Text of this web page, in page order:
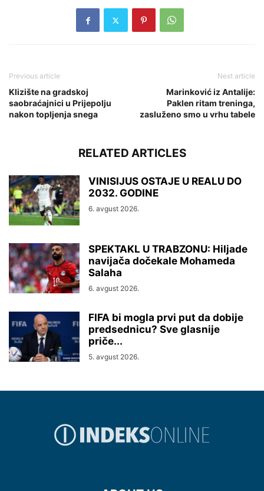
Previous article
Klizište na gradskoj
saobraćajnici u Prijepolju
nakon topljenja snega
Next article
Marinković iz Antalije:
Paklen ritam treninga,
zasluženo smo u vrhu tabele
RELATED ARTICLES
VINISIJUS OSTAJE U REALU DO
2032. GODINE
6. avgust 2026.
SPEKTAKL U TRABZONU: Hiljade
navijača dočekale Mohameda
Salaha
6. avgust 2026.
FIFA bi mogla prvi put da dobije
predsednicu? Sve glasnije
priče...
5. avgust 2026.